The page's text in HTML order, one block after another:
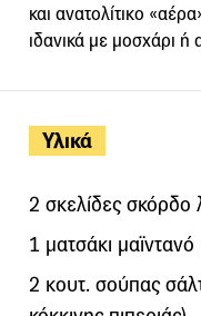
Υλικά
2 σκελίδες σκόρδο
1 ματσάκι
2 κουτ. σούπας
και ανατολίτικο
ιδανικά με μοσχάρι ή